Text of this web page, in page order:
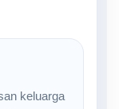
keluarga